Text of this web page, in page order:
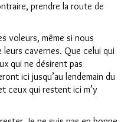
prendre la route de
voleurs, même si nous
leurs cavernes. Que celui qui
qui ne désirent pas
ici jusqu’au lendemain du
ceux qui restent ici m’y